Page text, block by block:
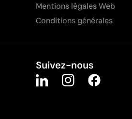
Mentions légales Web
Conditions générales
Suivez-nous